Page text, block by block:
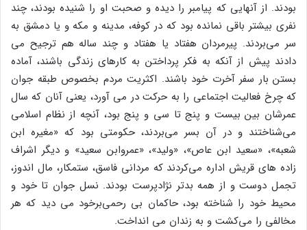
بودند. از آنهایی که پیامبر را دیده و صحبت او را شنیده بودند، چند
نفری بیشتر باقی نمانده بود که در کوفه، مدینه و مکه و یا دمشق به
سر می‌بردند. پیرمردان هفتاد یا هفتاد و چند ساله هم ترجیح می
دادند پیش از آنکه به فکر پرداختن به کارهای زندگی باشند، آماده
بستن بار سفر آخرت خود باشند. اکثریت مردم بخصوص طبقه جوان
که چرخ فعالیت اجتماعی را به حرکت در می آورد، یعنی آنان که سال
عمرشان بین بیست و پنج تا سی و پنج بود، آنچه از نظام اسلامی
می‌شناختند و در آن بسر می‌بردند، حکومتی بود که «مغیره ابن
شعبه»، «سعید ابن عاص»، «ولید»، «عمروابن سعید» و دیگر اشراف
زاده های قریش اداره می‌کردند که مردانی فاسق، ستمکار، مال اندوز،
تجمل دوست و از همه بدتر نژادپرست بودند. نسل جوان تا خود و
محیط خود را شناخته بود، حاکمان بی رحمی‌برخود می دید که هر
مخالفی را می‌کشت و به زندان می انداخت.